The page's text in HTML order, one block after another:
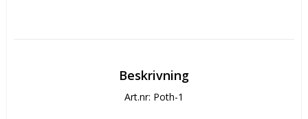
Beskrivning
Art.nr: Poth-1